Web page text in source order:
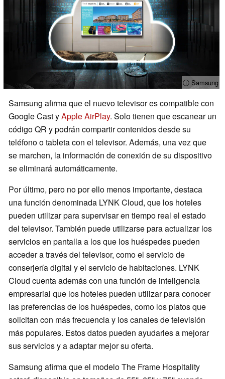
ⓘ Samsung
Samsung afirma que el nuevo televisor es compatible con
Google Cast yApple AirPlay. Solo tienen que escanear un
código QR y podrán compartir contenidos desde su
teléfono o tableta con el televisor. Además, una vez que
se marchen, la información de conexión de su dispositivo
se eliminará automáticamente.
Por último, pero no por ello menos importante, destaca
una función denominada LYNK Cloud, que los hoteles
pueden utilizar para supervisar en tiempo real el estado
del televisor. También puede utilizarse para actualizar los
servicios en pantalla a los que los huéspedes pueden
acceder a través del televisor, como el servicio de
conserjería digital y el servicio de habitaciones. LYNK
Cloud cuenta además con una función de inteligencia
empresarial que los hoteles pueden utilizar para conocer
las preferencias de los huéspedes, como los platos que
solicitan con más frecuencia y los canales de televisión
más populares. Estos datos pueden ayudarles a mejorar
sus servicios y a adaptar mejor su oferta.
Samsung afirma que el modelo The Frame Hospitality